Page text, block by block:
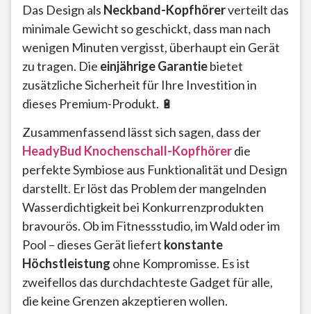
Das Design als Neckband-Kopfhörerverteilt das
minimale Gewicht so geschickt, dass man nach
wenigen Minuten vergisst, überhaupt ein Gerät
zu tragen. Die einjährige Garantiebietet
zusätzliche Sicherheit für Ihre Investition in
dieses Premium-Produkt. 🔋
Zusammenfassend lässt sich sagen, dass der
HeadyBud Knochenschall-Kopfhörerdie
perfekte Symbiose aus Funktionalität und Design
darstellt. Er löst das Problem der mangelnden
Wasserdichtigkeit bei Konkurrenzprodukten
bravourös. Ob im Fitnessstudio, im Wald oder im
Pool – dieses Gerät liefert konstante
Höchstleistung ohne Kompromisse. Es ist
zweifellos das durchdachteste Gadget für alle,
die keine Grenzen akzeptieren wollen.